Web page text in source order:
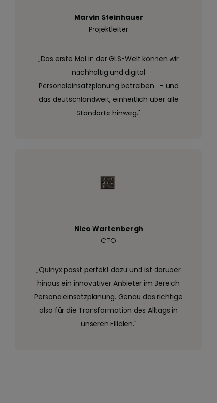
Marvin Steinhauer
Projektleiter
„Das erste Mal in der GLS-Welt können wir
nachhaltig und digital
Personaleinsatzplanung betreiben - und
das deutschlandweit, einheitlich über alle
Standorte hinweg."
Nico Wartenbergh
CTO
„Quinyx passt perfekt dazu und ist darüber
hinaus ein innovativer Anbieter im Bereich
Personaleinsatzplanung. Genau das richtige
also für die Transformation des Alltags in
unseren Filialen."